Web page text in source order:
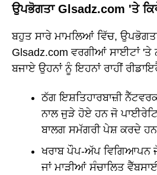
ਉਪਭੋਗਤਾ Glsadz.com 'ਤੇ
ਬਹੁਤ ਸਾਰੇ ਮਾਮਲਿਆਂ ਵਿੱਚ,
Glsadz.com ਵਰਗੀਆਂ ਸਾਈਟਾਂ 'ਤੇ
ਬਜਾਏ ਉਹਨਾਂ ਨੂੰ ਇਹਨਾਂ ਰਾਹੀਂ
ਠੱਗ ਇਸ਼ਤਿਹਾਰਬਾਜ਼ੀ
ਨਾਲ ਜੁੜੇ ਹੋਏ ਹਨ ਜੋ
ਬਾਲਗ ਸਮੱਗਰੀ ਪੇਸ਼ ਕਰਦੇ
ਖਰਾਬ ਪੌਪ-ਅੱਪ ਵਿਗਿਆਪਨ
ਜਾਂ ਮਾੜੀਆਂ ਸੰਚਾਲਿਤ